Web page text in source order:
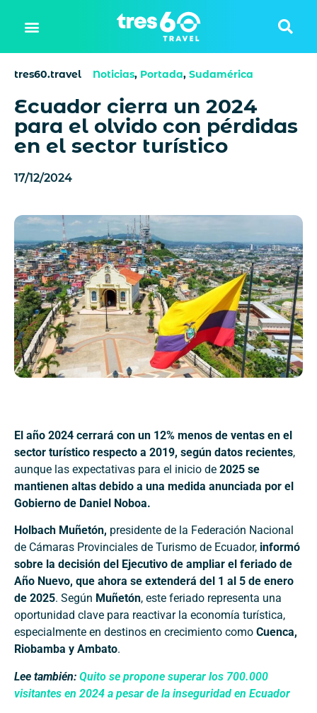
tres60.travel Noticias, Portada, Sudamérica
Ecuador cierra un 2024
para el olvido con pérdidas
en el sector turístico
17/12/2024
El año 2024 cerrará con un 12% menos de ventas en el
sector turístico respecto a 2019, según datos recientes,
aunque las expectativas para el inicio de 2025 se
mantienen altas debido a una medida anunciada por el
Gobierno de Daniel Noboa.
Holbach Muñetón, presidente de la Federación Nacional
de Cámaras Provinciales de Turismo de Ecuador, informó
sobre la decisión del Ejecutivo de ampliar el feriado de
Año Nuevo, que ahora se extenderá del 1 al 5 de enero
de 2025. Según Muñetón, este feriado representa una
oportunidad clave para reactivar la economía turística,
especialmente en destinos en crecimiento como Cuenca,
Riobamba y Ambato.
Lee también: Quito se propone superar los 700.000
visitantes en 2024 a pesar de la inseguridad en Ecuador